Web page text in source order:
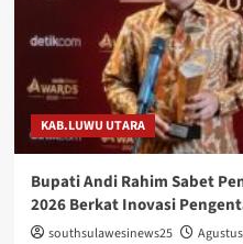
KAB.LUWU UTARA
Bupati Andi Rahim Sabet
2026 Berkat Inovasi
southsulawesinews25